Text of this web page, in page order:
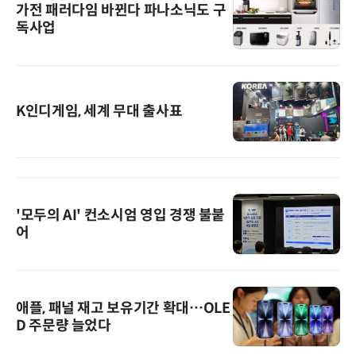
가전 패러다임 바뀐다 파나소닉도 구
독사업
K인디게임, 세계 무대 출사표
'모두의 AI' 컨소시엄 영입 경쟁 불붙
어
애플, 패널 재고 보유기간 확대…OLE
D 주문량 늘었다